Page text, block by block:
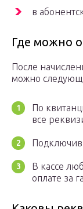
в
Где можно
После
можно
По
все
Подключив
В кассе
оплате за